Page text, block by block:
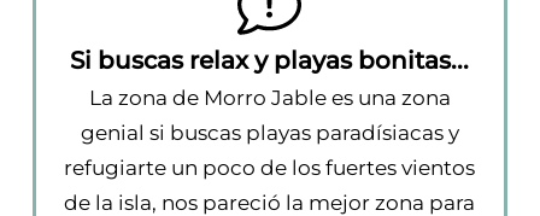
Si buscas relax y playas bonitas...
La zona de Morro Jable es una zona
genial si buscas playas paradísiacas y
refugiarte un poco de los fuertes vientos
de la isla, nos pareció la mejor zona para